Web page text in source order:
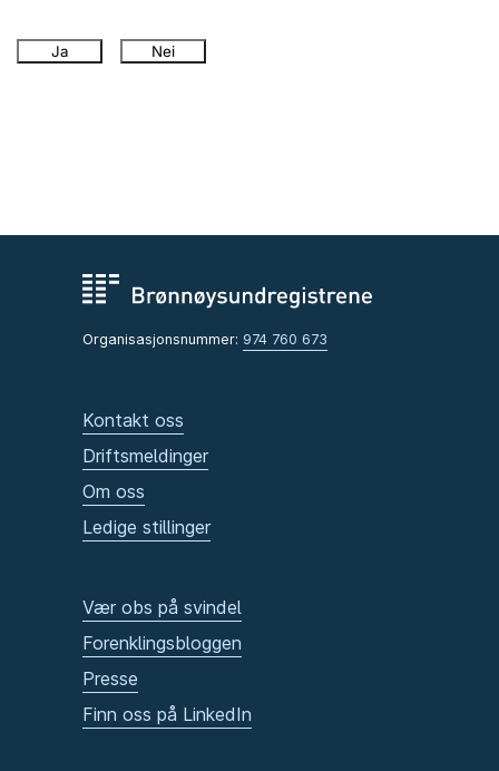
Ja Nei
Organisasjonsnummer: 974 760 673
Kontakt oss
Driftsmeldinger
Om oss
Ledige stillinger
Vær obs på svindel
Forenklingsbloggen
Presse
Finn oss på LinkedIn